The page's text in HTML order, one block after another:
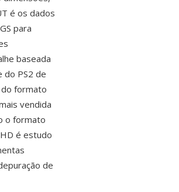
é os dados
para
baseada
do PS2 de
formato
vendida
o formato
é estudo
de